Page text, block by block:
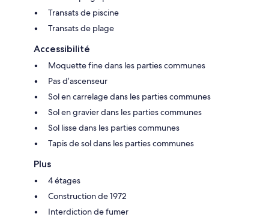
Transats de piscine
Transats de plage
Accessibilité
Moquette fine dans les parties communes
Pas d’ascenseur
Sol en carrelage dans les parties communes
Sol en gravier dans les parties communes
Sol lisse dans les parties communes
Tapis de sol dans les parties communes
Plus
4 étages
Construction de 1972
Interdiction de fumer